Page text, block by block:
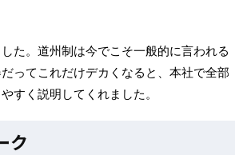
た。道州制は今でこそ一般的に言われる
ってこれだけデカくなると、本社で全部
すく説明してくれました。
ク